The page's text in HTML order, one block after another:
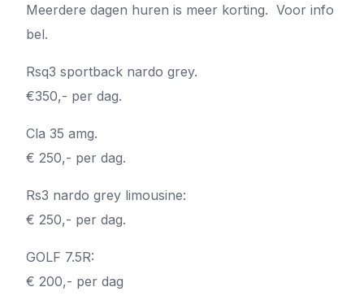
Meerdere dagen huren is meer korting. Voor info
bel.
Rsq3 sportback nardo grey.
€350,- per dag.
Cla 35 amg.
€ 250,- per dag.
Rs3 nardo grey limousine:
€ 250,- per dag.
GOLF 7.5R:
€ 200,- per dag